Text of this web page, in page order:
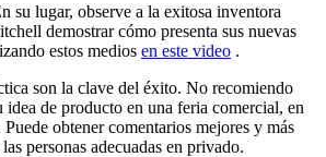
su lugar, observe a la exitosa inventora
demostrar cómo presenta sus nuevas
estos medios en este video .
son la clave del éxito. No recomiendo
idea de producto en una feria comercial, en
obtener comentarios mejores y más
personas adecuadas en privado.